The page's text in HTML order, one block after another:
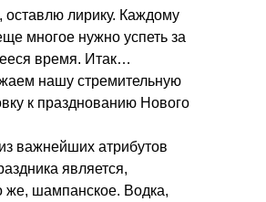
оставлю лирику. Каждому
многое нужно успеть за
время. Итак…
нашу стремительную
к празднованию Нового
важнейших атрибутов
является,
же, шампанское. Водка,